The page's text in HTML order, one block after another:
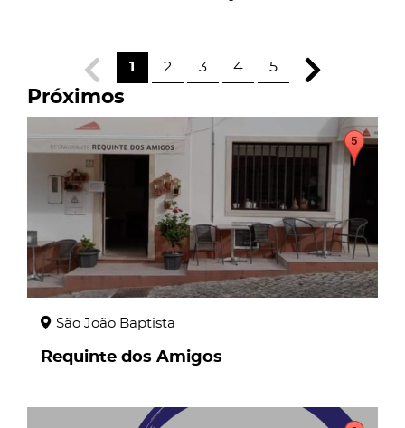
1 2 3 4 5
Próximos
page
São João Baptista
Requinte dos Amigos